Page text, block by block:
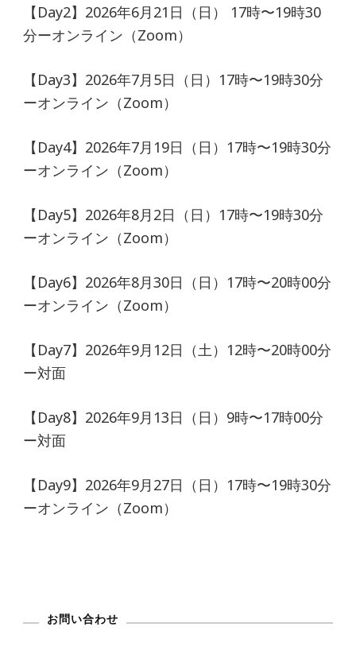
【Day2】2026年6月21日（日） 17時〜19時30
分ーオンライン（Zoom）
【Day3】2026年7月5日（日）17時〜19時30分
ーオンライン（Zoom）
【Day4】2026年7月19日（日）17時〜19時30分
ーオンライン（Zoom）
【Day5】2026年8月2日（日）17時〜19時30分
ーオンライン（Zoom）
【Day6】2026年8月30日（日）17時〜20時00分
ーオンライン（Zoom）
【Day7】2026年9月12日（土）12時〜20時00分
ー対面
【Day8】2026年9月13日（日）9時〜17時00分
ー対面
【Day9】2026年9月27日（日）17時〜19時30分
ーオンライン（Zoom）
お問い合わせ